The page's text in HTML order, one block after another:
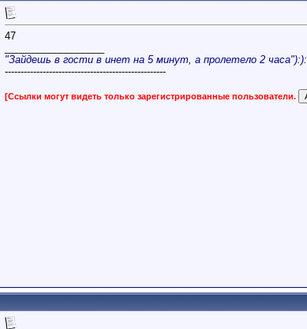
47
"Зайдешь в гости в инет на 5 минут, а пролетело 2 часа"):):
---------------------------------------------------
[Ссылки могут видеть только зарегистрированные пользователи.